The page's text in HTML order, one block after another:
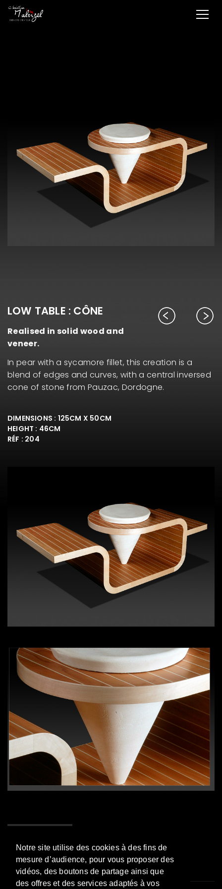
Notre site utilise des cookies à des fins de
mesure d’audience, pour vous proposer des
vidéos, des boutons de partage ainsi que
des offres et des services adaptés à vos
LOW TABLE : CÔNE
Realised in solid wood and
veneer.
In pear with a sycamore fillet, this creation is a
blend of edges and curves, with a central inversed
cone of stone from Pauzac, Dordogne.
DIMENSIONS : 125CM X 50CM
HEIGHT : 46CM
RÉF : 204